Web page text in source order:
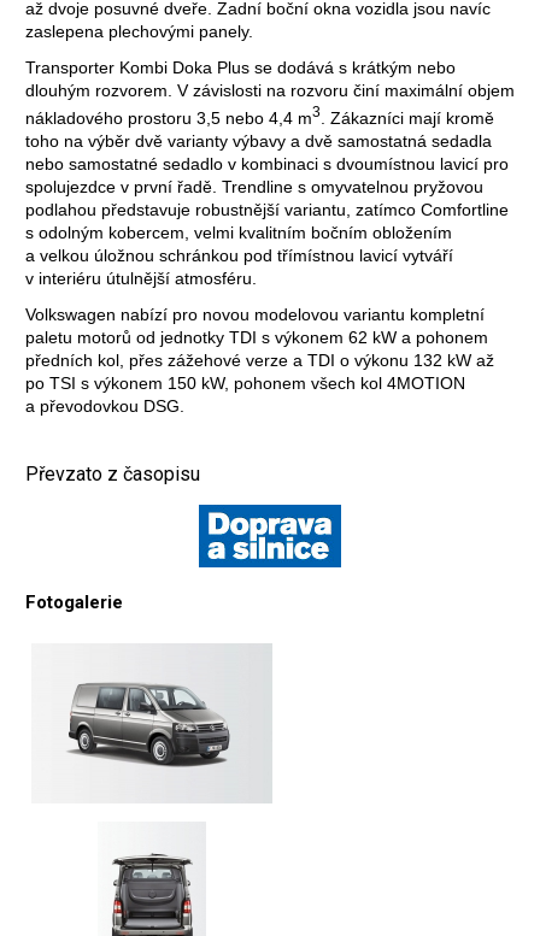
až dvoje posuvné dveře. Zadní boční okna vozidla jsou navíc
zaslepena plechovými panely.
Transporter Kombi Doka Plus se dodává s krátkým nebo
dlouhým rozvorem. V závislosti na rozvoru činí maximální objem
nákladového prostoru 3,5 nebo 4,4 m3
. Zákazníci mají kromě
toho na výběr dvě varianty výbavy a dvě samostatná sedadla
nebo samostatné sedadlo v kombinaci s dvoumístnou lavicí pro
spolujezdce v první řadě. Trendline s omyvatelnou pryžovou
podlahou představuje robustnější variantu, zatímco Comfortline
s odolným kobercem, velmi kvalitním bočním obložením
a velkou úložnou schránkou pod třímístnou lavicí vytváří
v interiéru útulnější atmosféru.
Volkswagen nabízí pro novou modelovou variantu kompletní
paletu motorů od jednotky TDI s výkonem 62 kW a pohonem
předních kol, přes zážehové verze a TDI o výkonu 132 kW až
po TSI s výkonem 150 kW, pohonem všech kol 4MOTION
a převodovkou DSG.
Převzato z časopisu
Fotogalerie